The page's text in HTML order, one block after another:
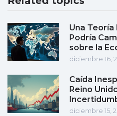
Una Teoría
Podría
sobre la
diciembre 16,
Caída
Reino
diciembre 15,